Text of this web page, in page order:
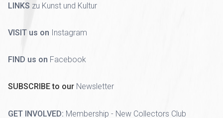
LINKS zu Kunst und Kultur
VISIT us on Instagram
FIND us on Facebook
SUBSCRIBE to our Newsletter
GET INVOLVED: Membership - New Collectors Club